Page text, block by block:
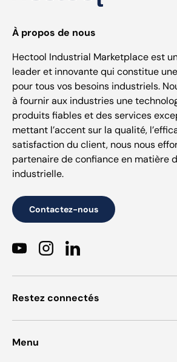
À propos de nous
Hectool Industrial Marketplace est
leader et innovante qui constitue
pour tous vos besoins industriels.
à fournir aux industries une
produits fiables et des services
mettant l’accent sur la qualité,
satisfaction du client, nous nous
partenaire de confiance en matière
industrielle.
Contactez-nous
YouTubeInstagramLinkedIn
Restez connectés
Menu